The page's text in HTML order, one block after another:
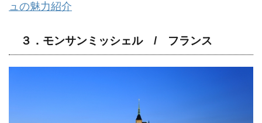
ュの魅力紹介
３．モンサンミッシェル / フランス